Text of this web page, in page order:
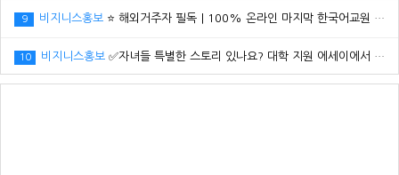
9 비지니스홍보 ⭐ 해외거주자 필독｜100% 온라인 마지막 한국어교원 2급 추가모집 (~8/2)
10 비지니스홍보 ✅자녀들 특별한 스토리 있나요? 대학 지원 에세이에서 갈리는데..